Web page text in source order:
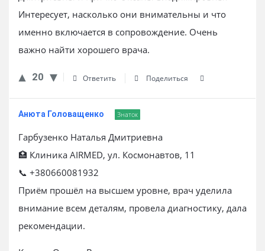
Интересует, насколько они внимательны и что
именно включается в сопровождение. Очень
важно найти хорошего врача.
20 Ответить Поделиться
Анюта Головащенко Знаток
Гарбузенко Наталья Дмитриевна
🏥 Клиника AIRMED, ул. Космонавтов, 11
📞 +380660081932
Приём прошёл на высшем уровне, врач уделила
внимание всем деталям, провела диагностику, дала
рекомендации.